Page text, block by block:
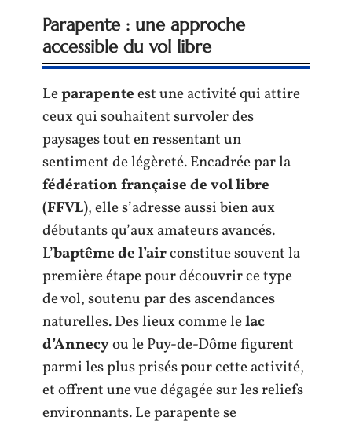
Parapente : une approche
accessible du vol libre
Leparapenteest une activité qui attire
ceux qui souhaitent survoler des
paysages tout en ressentant un
sentiment de légèreté. Encadrée par la
fédération française de vol libre
(FFVL), elle s’adresse aussi bien aux
débutants qu’aux amateurs avancés.
L’baptême de l’airconstitue souvent la
première étape pour découvrir ce type
de vol, soutenu par des ascendances
naturelles. Des lieux comme lelac
d’Annecyou le Puy-de-Dôme figurent
parmi les plus prisés pour cette activité,
et offrent une vue dégagée sur les reliefs
environnants. Le parapente se